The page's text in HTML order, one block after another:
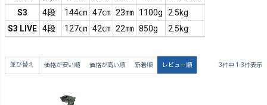
S3
4段 144㎝ 47㎝ 23㎜ 1100g
2.5kg
S3 LIVE 4段 127㎝ 42㎝ 22㎜ 850g 2.5kg
並び替え 価格が安い順 価格が高い順 新着順 レビュー順 3件中 1 -3件表示